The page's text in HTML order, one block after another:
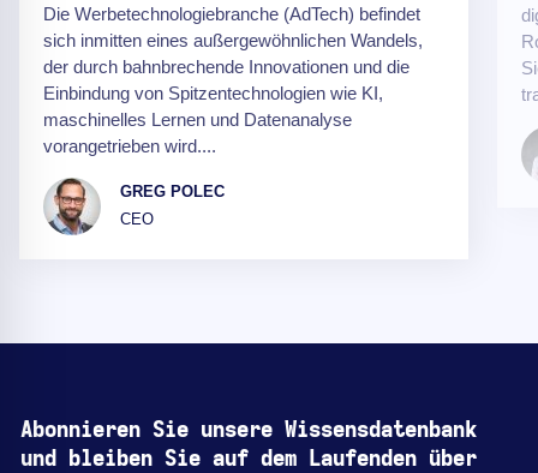
Die Werbetechnologiebranche (AdTech) befindet
sich inmitten eines außergewöhnlichen Wandels,
der durch bahnbrechende Innovationen und die
Einbindung von Spitzentechnologien wie KI,
maschinelles Lernen und Datenanalyse
vorangetrieben wird....
GREG POLEC
CEO
Abonnieren Sie unsere Wissensdatenbank
und bleiben Sie auf dem Laufenden über